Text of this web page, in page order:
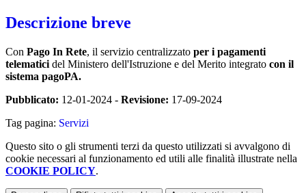
Descrizione breve
Con Pago In Rete, il servizio centralizzato per i pagamenti
telematici del Ministero dell'Istruzione e del Merito integrato con il
sistema pagoPA.
Pubblicato: 12-01-2024 - Revisione: 17-09-2024
Tag pagina: Servizi
Questo sito o gli strumenti terzi da questo utilizzati si avvalgono di
cookie necessari al funzionamento ed utili alle finalità illustrate nella
COOKIE POLICY.